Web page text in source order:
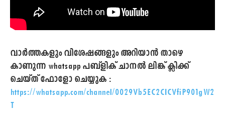
വാർത്തകളും വിശേഷങ്ങളും അറിയാൻ താഴെ
കാണുന്ന whatsapp പബ്ളിക് ചാനൽ ലിങ്ക് ക്ലിക്ക്
ചെയ്ത് ഫോളോ ചെയ്യുക :
https://whatsapp.com/channel/0029Vb5EC2CICVfiP901gW2
T